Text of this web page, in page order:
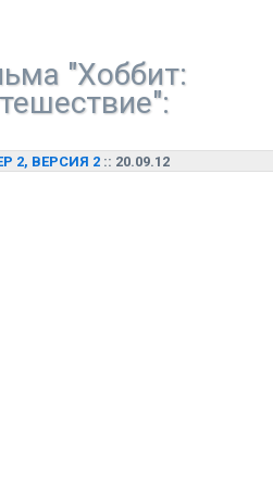
"Хоббит:
2, ВЕРСИЯ 2 :: 20.09.12